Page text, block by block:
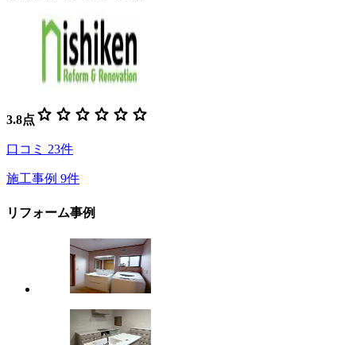
3.8点 star star star star star star
口コミ 23件
施工事例 9件
リフォーム事例